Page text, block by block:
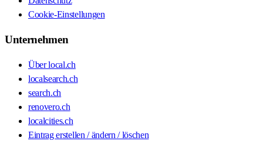
Cookie-Einstellungen
Unternehmen
Über local.ch
localsearch.ch
search.ch
renovero.ch
localcities.ch
Eintrag erstellen / ändern / löschen